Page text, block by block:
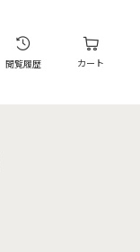
閲覧履歴 カート